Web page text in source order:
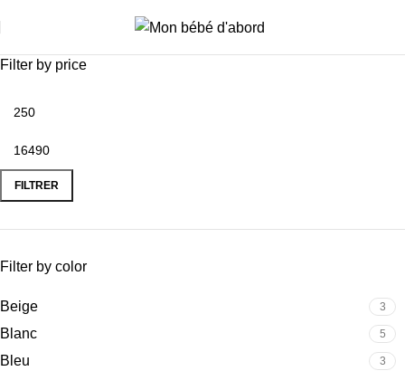
Filter by price
FILTRER
Filter by color
Beige 3
Blanc 5
Bleu 3